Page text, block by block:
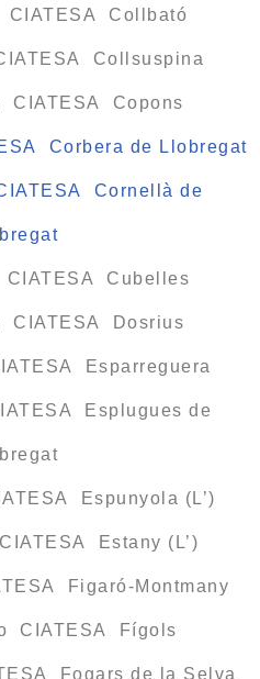
CIATESA Collbató
Collsuspina
CIATESA Copons
Corbera de Llobregat
Cornellà de
Cubelles
CIATESA Dosrius
Esparreguera
Esplugues de
Espunyola (L’)
Estany (L’)
Figaró-Montmany
CIATESA Fígols
Fogars de la Selva